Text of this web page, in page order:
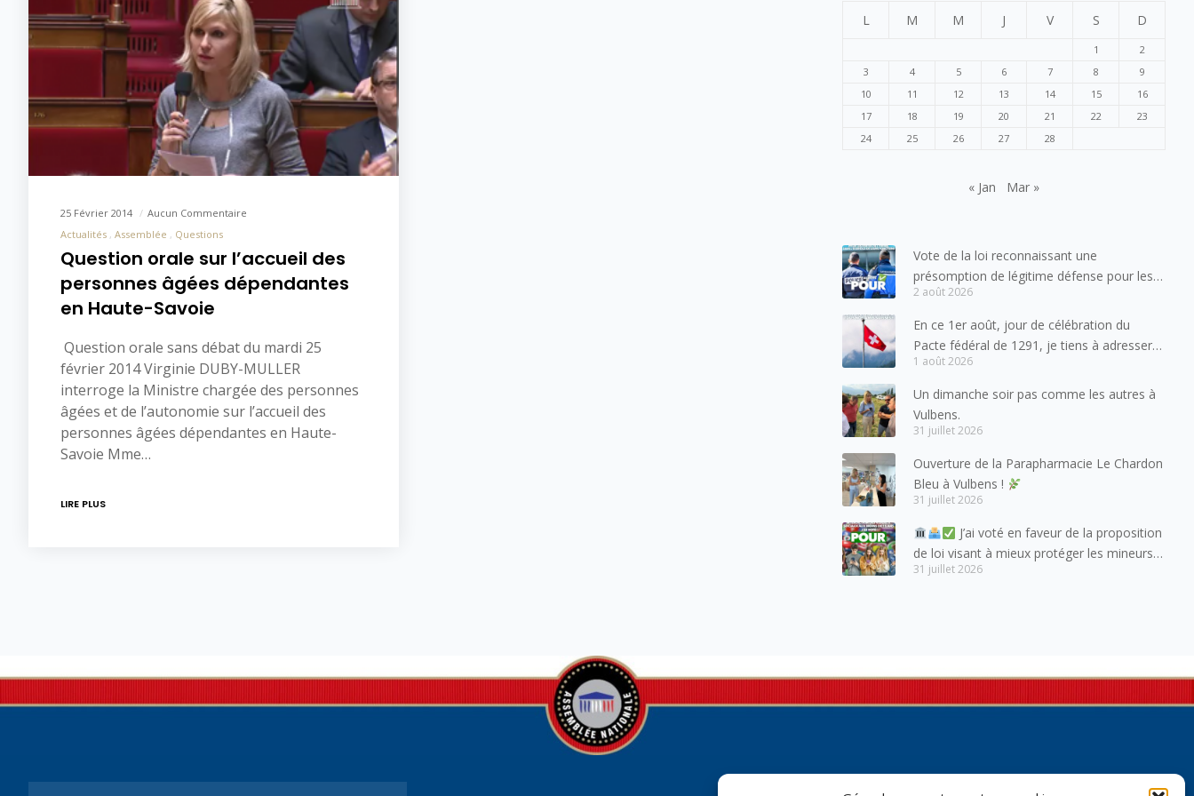
25 Février 2014
Aucun Commentaire
Actualités Assemblée Questions
Question orale sur l’accueil des
personnes âgées dépendantes
en Haute-Savoie
Question orale sans débat du mardi 25
février 2014 Virginie DUBY-MULLER
interroge la Ministre chargée des personnes
âgées et de l’autonomie sur l’accueil des
personnes âgées dépendantes en Haute-
Savoie Mme…
LIRE PLUS
L M M J V S D
1
2
3
4 5 6 7 8
9
10
11 12 13 14 15
16
17
18 19 20 21 22
23
24
25 26 27 28
« Jan Mar »
Vote de la loi reconnaissant une
présomption de légitime défense pour les
forces de l’ordre
2 août 2026
En ce 1er août, jour de célébration du
Pacte fédéral de 1291, je tiens à adresser
mes meilleures salutations à nos voisins et
amis suisses, et plus particulièrement aux
habitants du bassin genevois et de l’arc
lémanique, avec lesquels la Haute-Savoie
1 août 2026
Un dimanche soir pas comme les autres à
Vulbens.
31 juillet 2026
Ouverture de la Parapharmacie Le Chardon
Bleu à Vulbens !
31 juillet 2026
J’ai voté en faveur de la proposition
de loi visant à mieux protéger les mineurs
des risques liés à l’utilisation des réseaux
31 juillet 2026